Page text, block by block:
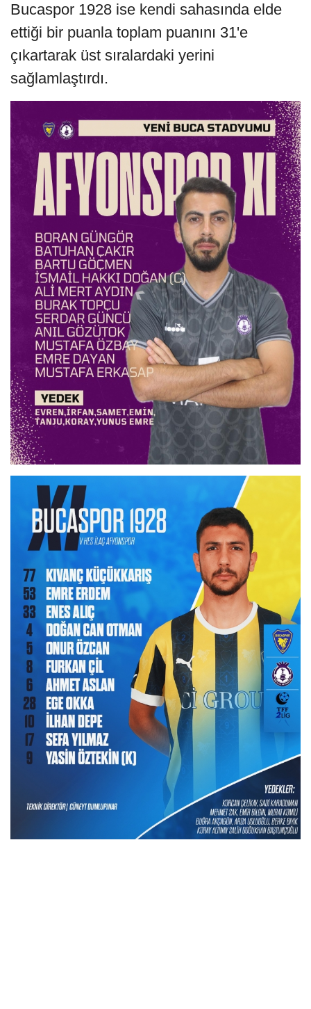
Bucaspor 1928 ise kendi sahasında elde
ettiği bir puanla toplam puanını 31'e
çıkartarak üst sıralardaki yerini
sağlamlaştırdı.